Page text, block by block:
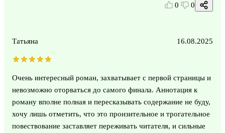
0 0
Татьяна 16.08.2025
Очень интересный роман, захватывает с первой страницы и
невозможно оторваться до самого финала. Аннотация к
роману вполне полная и пересказывать содержание не буду,
хочу лишь отметить, что это пронзительное и трогательное
повествование заставляет переживать читателя, и сильные